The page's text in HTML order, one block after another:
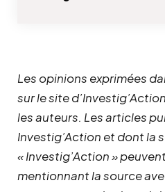
Les opinions exprimées
sur le site
les auteurs. Les articles
Investig’Action et dont la
« Investig’Action »
mentionnant la source